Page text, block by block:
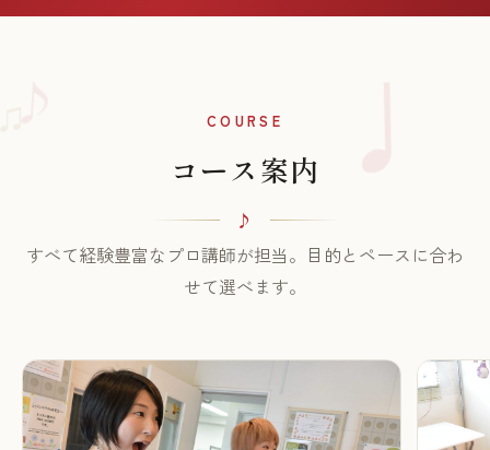
COURSE
コース案内
すべて経験豊富なプロ講師が担当。目的とペースに合わ
せて選べます。